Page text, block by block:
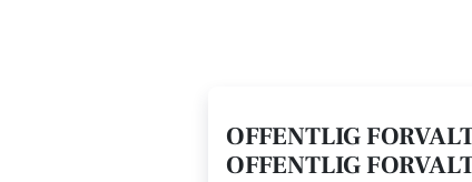
OFFENTLIG
OFFENTLIG